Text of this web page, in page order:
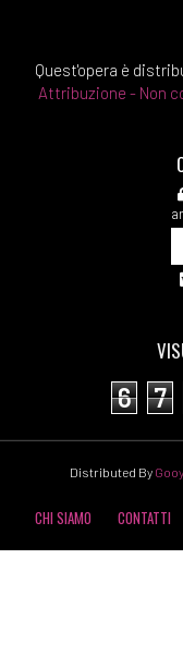
Quest'opera è
Attribuzione - Non
6 7
Distributed By
CHI SIAMO CONTATTI